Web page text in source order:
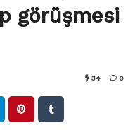
görüşmesi
34 0